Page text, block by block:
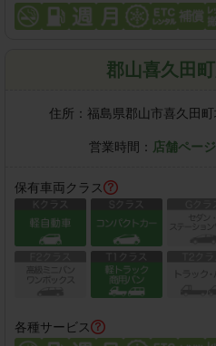
郡山喜久田
住所： 福島県郡山市喜久田
営業時間： 店舗ペー
保有車両クラス
各種サービス